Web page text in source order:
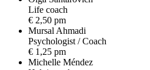
Life coach
€ 2,50 pm
Mursal Ahmadi
Psychologist / Coach
€ 1,25 pm
Michelle Méndez